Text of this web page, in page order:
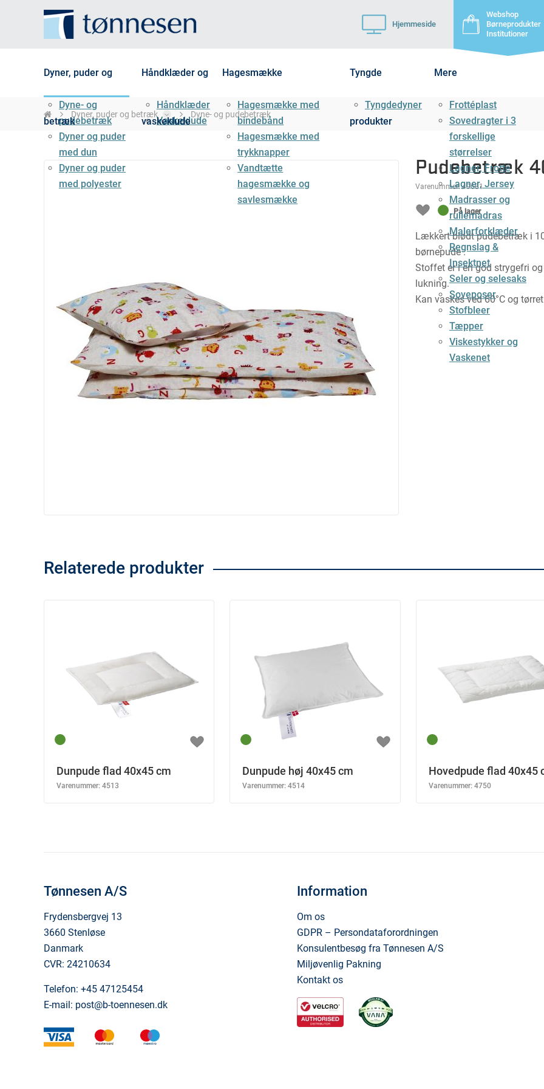
Hjemmeside
Webshop
Børneprodukter
Institutioner
Dyner, puder og
betræk
Dyne- og
pudebetræk
Dyner og puder
med dun
Dyner og puder
med polyester
Håndklæder og
vaskeklude
Håndklæder
Vaskeklude
Hagesmække
Hagesmække med
bindebånd
Hagesmække med
trykknapper
Vandtætte
hagesmække og
savlesmække
Tyngde
produkter
Tyngdedyner
Mere
Frottéplast
Sovedragter i 3
forskellige
størrelser
Lagner, Frotté
Lagner, Jersey
Madrasser og
rullemadras
Malerforklæder
Regnslag &
Insektnet
Seler og selesaks
Soveposer
Stofbleer
Tæpper
Viskestykker og
Vaskenet
Dyner, puder og betræk Dyne- og pudebetræk
Pudebetræk
Varenummer:49681
På lager
Lækkert blødt pudebetræk i
børnepude .
Stoffet er i en god strygefri
lukning.
Kan vaskes ved 60°C og
Relaterede produkter
Dunpude flad 40x45 cm
Varenummer: 4513
Dunpude høj 40x45 cm
Varenummer:4514
Hovedpude flad 40x45
Varenummer: 4750
Tønnesen A/S
Frydensbergvej 13
3660 Stenløse
Danmark
CVR: 24210634
Telefon: +45 47125454
E-mail: post@b-toennesen.dk
visa mastercard
Information
Om os
GDPR – Persondataforordningen
Konsulentbesøg fra Tønnesen A/S
Miljøvenlig Pakning
Kontakt os